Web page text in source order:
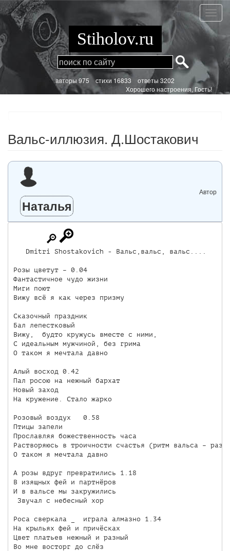
Перейти
к
основному
содержанию
Вальс-
Stiholov.ru
aвторы 975стихи 16833 ответы 3202
Хорошего настроения, Гость!
Вальс-иллюзия. Д.Шостакович
Автор
Наталья
   Dmitri Shostakovich - Вальс,вальс, вальс....
Розы цветут – 0.04
Фантастичное чудо жизни
Миги поют
Вижу всё я как через призму
Сказочный праздник
Бал лепестковый
Вижу,  будто кружусь вместе с ними,
С идеальным мужчиной, без грима
О таком я мечтала давно
Алый восход 0.42
Пал росою на нежный бархат
Новый заход
На кружение. Стало жарко
Розовый воздух   0.58
Птицы запели
Прославляя божественность часа
Растворяюсь в троичности счастья (ритм вальса –
О таком я мечтала давно
А розы вдруг превратились 1.18
В изящных фей и партнёров
И в вальсе мы закружились
Звучал с небесный хор
Роса сверкала _  играла алмазно 1.34
На крыльях фей и причёсках
Цвет платьев нежный и разный
Во мне восторг до слёз